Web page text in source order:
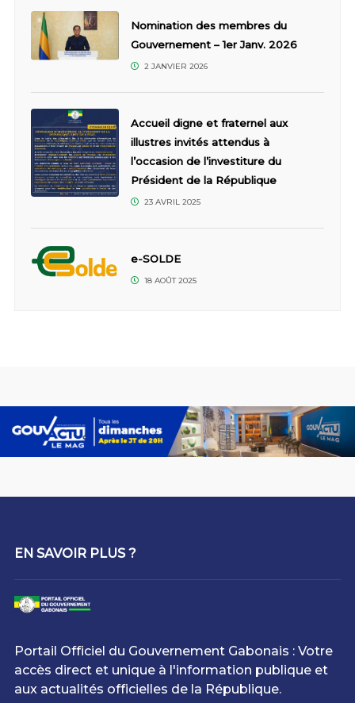
Nomination des membres du
Gouvernement – 1er Janv. 2026
2 JANVIER 2026
Accueil digne et fraternel aux
illustres invités attendus à
l’occasion de l’investiture du
Président de la République
23 AVRIL 2025
e-SOLDE
18 AOÛT 2025
EN SAVOIR PLUS ?
Portail Officiel du Gouvernement Gabonais : Votre
accès direct et unique à l'information publique et
aux actualités officielles de la République.